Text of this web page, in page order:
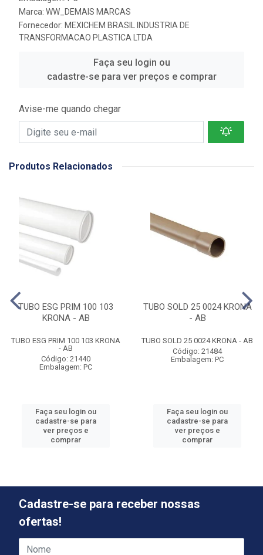
Marca: WW_DEMAIS MARCAS
Fornecedor: MEXICHEM BRASIL INDUSTRIA DE
TRANSFORMACAO PLASTICA LTDA
Faça seu login ou
cadastre-se para ver preços e comprar
Avise-me quando chegar
Produtos Relacionados
TUBO ESG PRIM 100 103
KRONA - AB
TUBO ESG PRIM 100 103 KRONA
- AB
Código: 21440
Embalagem: PC
Faça seu login ou
cadastre-se para
ver preços e
comprar
TUBO SOLD 25 0024 KRONA
- AB
TUBO SOLD 25 0024 KRONA - AB
Código: 21484
Embalagem: PC
Faça seu login ou
cadastre-se para
ver preços e
comprar
Cadastre-se para receber nossas
ofertas!